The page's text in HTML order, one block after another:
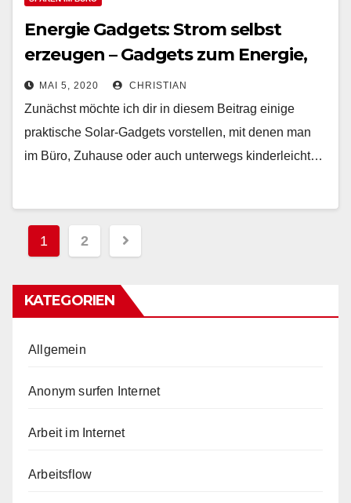
Energie Gadgets: Strom selbst
erzeugen – Gadgets zum Energie,
Strom und Motivation gewinnen
MAI 5, 2020 CHRISTIAN
Zunächst möchte ich dir in diesem Beitrag einige
praktische Solar-Gadgets vorstellen, mit denen man
im Büro, Zuhause oder auch unterwegs kinderleicht…
Beitragsnavigation
1 2
KATEGORIEN
Allgemein
Anonym surfen Internet
Arbeit im Internet
Arbeitsflow